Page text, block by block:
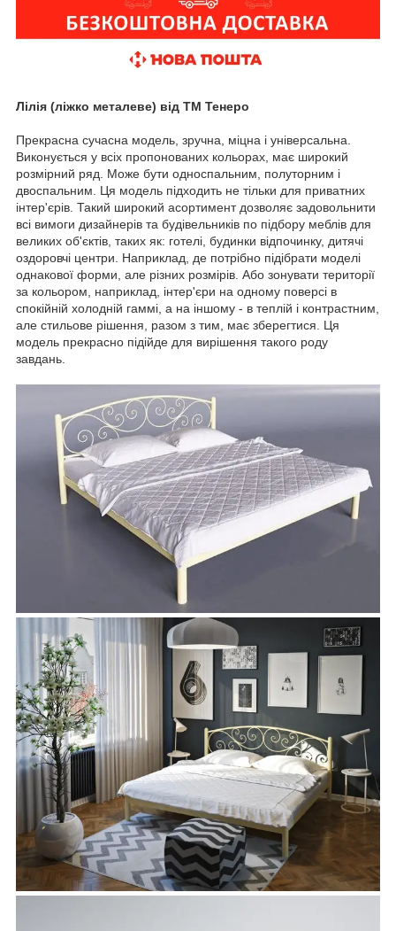
Лілія (ліжко металеве) від ТМ Тенеро
Прекрасна сучасна модель, зручна, міцна і універсальна.
Виконується у всіх пропонованих кольорах, має широкий
розмірний ряд. Може бути односпальним, полуторним і
двоспальним. Ця модель підходить не тільки для приватних
інтер'єрів. Такий широкий асортимент дозволяє задовольнити
всі вимоги дизайнерів та будівельників по підбору меблів для
великих об'єктів, таких як: готелі, будинки відпочинку, дитячі
оздоровчі центри. Наприклад, де потрібно підібрати моделі
однакової форми, але різних розмірів. Або зонувати території
за кольором, наприклад, інтер'єри на одному поверсі в
спокійній холодній гаммі, а на іншому - в теплій і контрастним,
але стильове рішення, разом з тим, має зберегтися. Ця
модель прекрасно підійде для вирішення такого роду
завдань.